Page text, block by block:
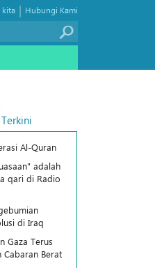
Hubungi Kami
|
kita
Terkini
Al-Quran
adalah
qari di Radio
di Iraq
Gaza Terus
Cabaran Berat